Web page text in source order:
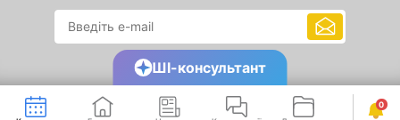
0
ШІ-консультант